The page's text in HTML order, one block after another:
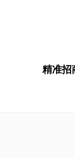
精准招